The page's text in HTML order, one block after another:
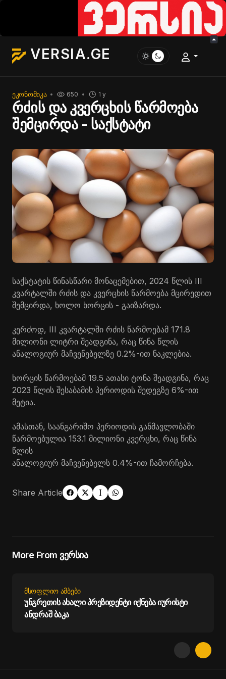
VERSIA.GE
ᲔᲙᲝᲜᲝᲛᲘᲙᲐ 1 y
650
რძის და კვერცხის წარმოება
შემცირდა - საქსტატი
საქსტატის წინასწარი მონაცემებით, 2024 წლის III
კვარტალში რძის და კვერცხის წარმოება მცირედით
შემცირდა, ხოლო ხორცის - გაიზარდა.
კერძოდ, III კვარტალში რძის წარმოებამ 171.8
მილიონი ლიტრი შეადგინა, რაც წინა წლის
ანალოგიურ მაჩვენებელზე 0.2%-ით ნაკლებია.
ხორცის წარმოებამ 19.5 ათასი ტონა შეადგინა, რაც
2023 წლის შესაბამის პერიოდის შედეგზე 6%-ით
მეტია.
ამასთან, საანგარიშო პერიოდის განმავლობაში
წარმოებულია 153.1 მილიონი კვერცხი, რაც წინა
წლის
ანალოგიურ მაჩვენებელს 0.4%-ით ჩამორჩება.
Share Article
More From ვერსია
ᲛᲡᲝᲤᲚᲘᲝ ᲐᲛᲑᲔᲑᲘ
უნგრეთის ახალი პრეზიდენტი იქნება იურისტი
ანდრაშ ბაკა